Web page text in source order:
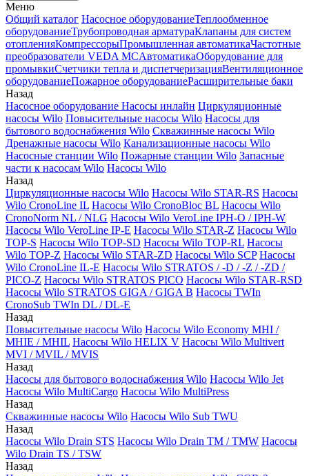
Меню
Общий каталог Насосное оборудованиеТеплообменное
оборудованиеТрубопроводная арматураКлапаны для систем
отопленияКомпрессорыПромышленная автоматикаЧастотные
преобразователи VEDA MCАвтоматикаОборудование для
промывкиСчетчики тепла и диспетчеризацияВентиляционное
оборудованиеПожарное оборудованиеРасширительные баки
Назад
Насосное оборудование Насосы инлайн Циркуляционные
насосы Wilo Повысительные насосы Wilo Насосы для
бытового водоснабжения Wilo Скважинные насосы Wilo
Дренажные насосы Wilo Канализационные насосы Wilo
Насосные станции Wilo Пожарные станции Wilo Запасные
части к насосам Wilo Насосы Wilo
Назад
Циркуляционные насосы Wilo Насосы Wilo STAR-RS Насосы
Wilo CronoLine IL Насосы Wilo CronoBloc BL Насосы Wilo
CronoNorm NL / NLG Насосы Wilo VeroLine IPH-O / IPH-W
Насосы Wilo VeroLine IP-E Насосы Wilo STAR-Z Насосы Wilo
TOP-S Насосы Wilo TOP-SD Насосы Wilo TOP-RL Насосы
Wilo TOP-Z Насосы Wilo STAR-ZD Насосы Wilo SCP Насосы
Wilo CronoLine IL-E Насосы Wilo STRATOS / -D / -Z / -ZD /
PICO-Z Насосы Wilo STRATOS PICO Насосы Wilo STAR-RSD
Насосы Wilo STRATOS GIGA / GIGA B Насосы TWIn
CronoSub TWIn DL / DL-E
Назад
Повысительные насосы Wilo Насосы Wilo Economy MHI /
MHIE / MHIL Насосы Wilo HELIX V Насосы Wilo Multivert
MVI / MVIL / MVIS
Назад
Насосы для бытового водоснабжения Wilo Насосы Wilo Jet
Насосы Wilo MultiCargo Насосы Wilo MultiPress
Назад
Скважинные насосы Wilo Насосы Wilo Sub TWU
Назад
Насосы Wilo Drain STS Насосы Wilo Drain TM / TMW Насосы
Wilo Drain TS / TSW
Назад